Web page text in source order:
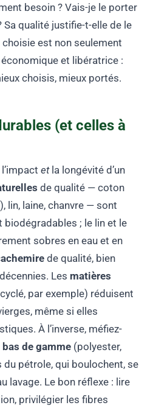
besoin ? Vais-je le porter
qualité justifie-t-elle de le
est non seulement
et libératrice :
choisis, mieux portés.
(et celles à
etla longévité d’un
de qualité — coton
lin, laine, chanvre — sont
biodégradables ; le lin et le
sobres en eau et en
de qualité, bien
Les matières
par exemple) réduisent
même si elles
À l’inverse, méfiez-
de gamme (polyester,
pétrole, qui boulochent, se
lavage. Le bon réflexe : lire
privilégier les fibres